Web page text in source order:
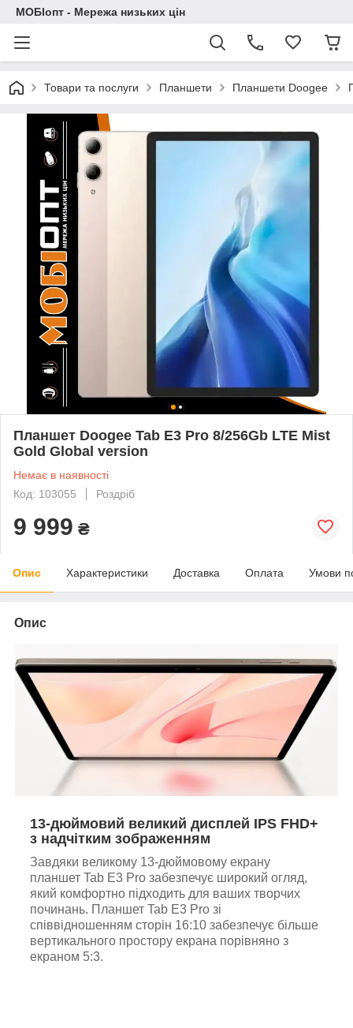
МОБІопт - Мережа низьких цін
Товари та послуги Планшети Планшети Doogee
Планшет Doogee Tab E3 Pro 8/256Gb LTE Mist
Gold Global version
Немає в наявності
Код: 103055
Роздріб
9 999 ₴
Опис Характеристики Доставка Оплата Умови
Опис
13-дюймовий великий дисплей IPS FHD+
з надчітким зображенням
Завдяки великому 13-дюймовому екрану
планшет Tab E3 Pro забезпечує широкий огляд,
який комфортно підходить для ваших творчих
починань. Планшет Tab E3 Pro зі
співвідношенням сторін 16:10 забезпечує більше
вертикального простору екрана порівняно з
екраном 5:3.